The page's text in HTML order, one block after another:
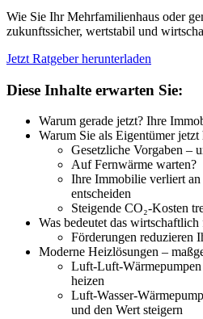
Wie Sie Ihr Mehrfamilienhaus oder
zukunftssicher, wertstabil und
Jetzt Ratgeber herunterladen
Diese Inhalte erwarten Sie:
Warum gerade jetzt? Ihre
Warum Sie als Eigentümer jetzt
Gesetzliche Vorgaben –
Auf Fernwärme warten?
Ihre Immobilie verliert
entscheiden
Steigende CO₂-Kosten
Was bedeutet das wirtschaftlich
Förderungen reduzieren
Moderne Heizlösungen –
Luft-Luft-Wärmepumpen
heizen
Luft-Wasser-
und den Wert steigern